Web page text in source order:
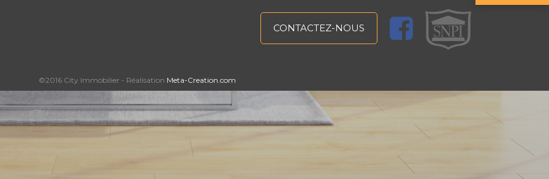
CONTACTEZ-NOUS
©2016 City Immobilier - Réalisation Meta-Creation.com